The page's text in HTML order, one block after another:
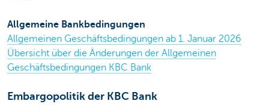
Allgemeine Bankbedingungen
Allgemeinen Geschäftsbedingungen ab 1. Januar 2026
Übersicht über die Änderungen der Allgemeinen
Geschäftsbedingungen KBC Bank
Embargopolitik der KBC Bank